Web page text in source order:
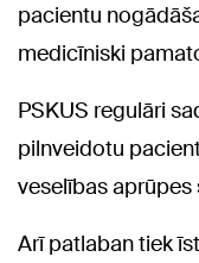
pacientu
medicīniski
PSKUS regulāri
pilnveidotu
veselības
Arī patlaban tiek